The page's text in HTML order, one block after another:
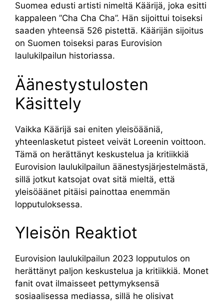
Suomea edusti artisti nimeltä Käärijä, joka esitti
kappaleen ”Cha Cha Cha”. Hän sijoittui toiseksi
saaden yhteensä 526 pistettä. Käärijän sijoitus
on Suomen toiseksi paras Eurovision
laulukilpailun historiassa.
Äänestystulosten
Käsittely
Vaikka Käärijä sai eniten yleisöääniä,
yhteenlasketut pisteet veivät Loreenin voittoon.
Tämä on herättänyt keskustelua ja kritiikkiä
Eurovision laulukilpailun äänestysjärjestelmästä,
sillä jotkut katsojat ovat sitä mieltä, että
yleisöäänet pitäisi painottaa enemmän
lopputuloksessa.
Yleisön Reaktiot
Eurovision laulukilpailun 2023 lopputulos on
herättänyt paljon keskustelua ja kritiikkiä. Monet
fanit ovat ilmaisseet pettymyksensä
sosiaalisessa mediassa, sillä he olisivat